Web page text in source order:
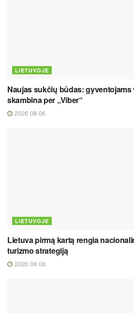
LIETUVOJE
Naujas sukčių būdas: gyventojams
skambina per „Viber“
2026 08 06
LIETUVOJE
Lietuva pirmą kartą rengia
turizmo strategiją
2026 08 06